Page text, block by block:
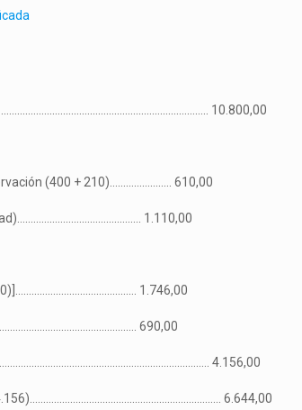
10.800,00
(400 + 210)………………….. 610,00
1.110,00
1.746,00
690,00
4.156,00
6.644,00